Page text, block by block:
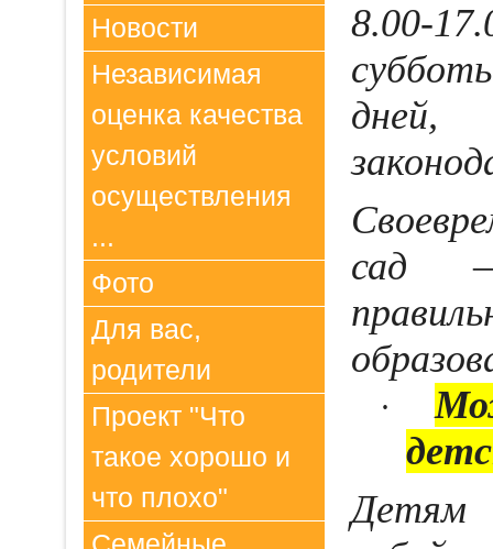
Новости
Независимая
оценка качества
условий
осуществления
...
Фото
Для вас,
родители
Проект "Что
такое хорошо и
что плохо"
8.00-
сад —
·
Детям